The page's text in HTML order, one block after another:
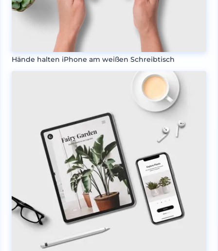
Hände halten iPhone am weißen Schreibtisch